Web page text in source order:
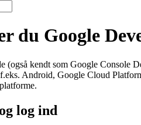
du Google
(også kendt som Google Console
Android, Google Cloud
log ind